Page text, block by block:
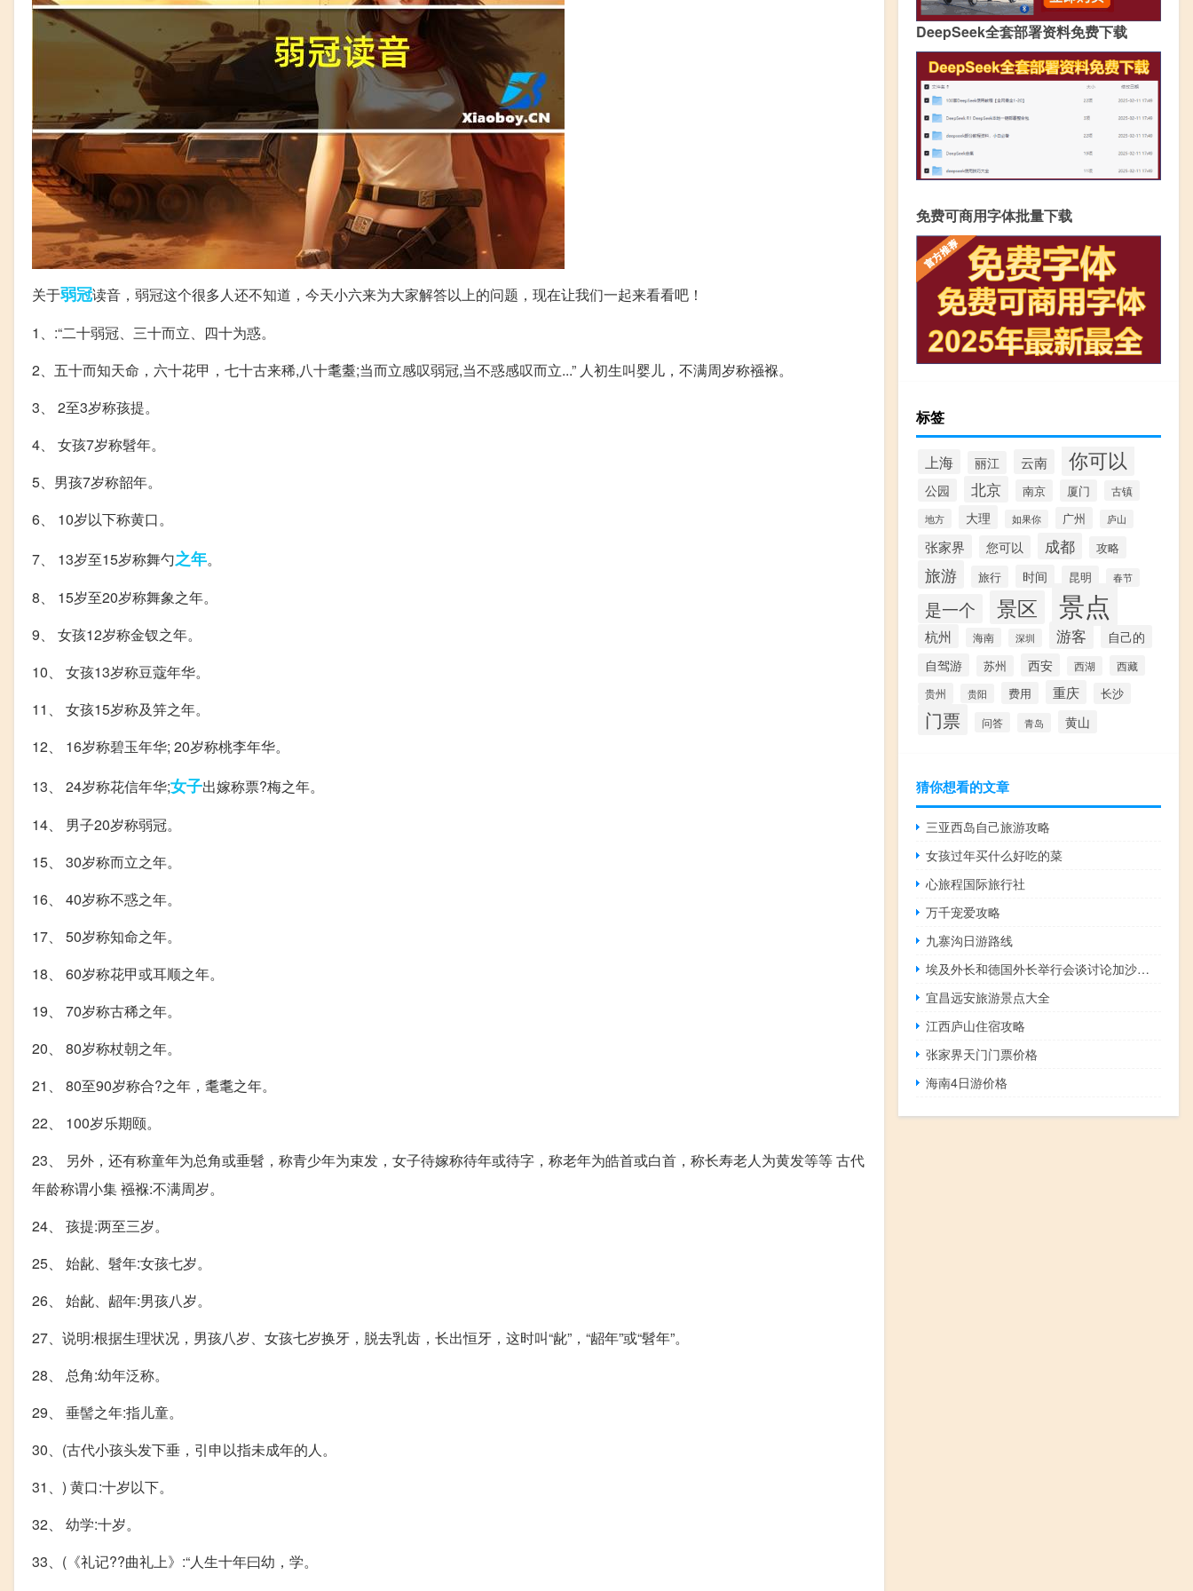
关于弱冠读音，弱冠这个很多人还不知道，今天小六来为大家解答以上的问题，现在让我们一起来看看吧！
1、:“二十弱冠、三十而立、四十为惑。
2、五十而知天命，六十花甲，七十古来稀,八十耄耋;当而立感叹弱冠,当不惑感叹而立...” 人初生叫婴儿，不满周岁称襁褓。
3、 2至3岁称孩提。
4、 女孩7岁称髫年。
5、男孩7岁称韶年。
6、 10岁以下称黄口。
7、 13岁至15岁称舞勺之年。
8、 15岁至20岁称舞象之年。
9、 女孩12岁称金钗之年。
10、 女孩13岁称豆蔻年华。
11、 女孩15岁称及笄之年。
12、 16岁称碧玉年华; 20岁称桃李年华。
13、 24岁称花信年华;女子出嫁称票?梅之年。
14、 男子20岁称弱冠。
15、 30岁称而立之年。
16、 40岁称不惑之年。
17、 50岁称知命之年。
18、 60岁称花甲或耳顺之年。
19、 70岁称古稀之年。
20、 80岁称杖朝之年。
21、 80至90岁称合?之年，耄耄之年。
22、 100岁乐期颐。
23、 另外，还有称童年为总角或垂髫，称青少年为束发，女子待嫁称待年或待字，称老年为皓首或白首，称长寿老人为黄发等等 古代
年龄称谓小集 襁褓:不满周岁。
24、 孩提:两至三岁。
25、 始龀、髫年:女孩七岁。
26、 始龀、龆年:男孩八岁。
27、说明:根据生理状况，男孩八岁、女孩七岁换牙，脱去乳齿，长出恒牙，这时叫“龀”，“龆年”或“髫年”。
28、 总角:幼年泛称。
29、 垂髻之年:指儿童。
30、(古代小孩头发下垂，引申以指未成年的人。
31、) 黄口:十岁以下。
32、 幼学:十岁。
33、(《礼记??曲礼上》:“人生十年曰幼，学。
DeepSeek全套部署资料免费下载
免费可商用字体批量下载
标签
上海 丽江 云南 你可以
公园 北京 南京 厦门 古镇
地方 大理 如果你 广州 庐山
张家界 您可以 成都 攻略
旅游 旅行 时间 昆明 春节
是一个 景区 景点
杭州 海南 深圳 游客
自己的
自驾游
苏州 西安 西湖 西藏
贵州 贵阳 费用 重庆 长沙
门票 问答 青岛 黄山
猜你想看的文章
三亚西岛自己旅游攻略
女孩过年买什么好吃的菜
心旅程国际旅行社
万千宠爱攻略
九寨沟日游路线
埃及外长和德国外长举行会谈讨论加沙局势
宜昌远安旅游景点大全
江西庐山住宿攻略
张家界天门门票价格
海南4日游价格